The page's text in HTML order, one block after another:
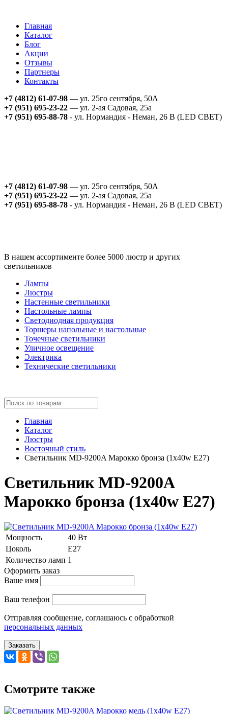
Главная
Каталог
Блог
Акции
Отзывы
Партнеры
Контакты
+7 (4812) 61-07-98 — ул. 25го сентября, 50А
+7 (951) 695-23-22 — ул. 2-ая Садовая, 25а
+7 (951) 695-88-78 - ул. Нормандия - Неман, 26 В (LED СВЕТ)
+7 (4812) 61-07-98 — ул. 25го сентября, 50А
+7 (951) 695-23-22 — ул. 2-ая Садовая, 25а
+7 (951) 695-88-78 - ул. Нормандия - Неман, 26 В (LED СВЕТ)
В нашем ассортименте более 5000 люстр и других
светильников
Лампы
Люстры
Настенные светильники
Настольные лампы
Светодиодная продукция
Торшеры напольные и настольные
Точечные светильники
Уличное освещение
Электрика
Технические светильники
Главная
Каталог
Люстры
Восточный стиль
Светильник MD-9200A Марокко бронза (1x40w E27)
Светильник MD-9200A
Марокко бронза (1x40w E27)
Мощность
40 Вт
Цоколь
Е27
Количество ламп 1
Оформить заказ
Ваше имя
Ваш телефон
Отправляя сообщение, соглашаюсь с обработкой
персональных данных
Заказать
Смотрите также